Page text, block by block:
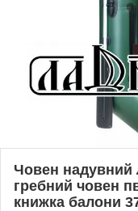
Човен надувний
гребний човен
книжка балони